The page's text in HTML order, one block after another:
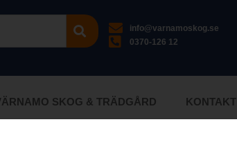
info@varnamoskog.se
0370-126 12
SKOG & TRÄDGÅRD KONTAKT